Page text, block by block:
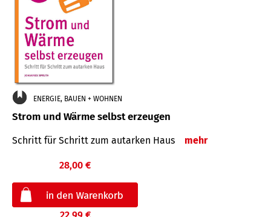
ENERGIE, BAUEN + WOHNEN
Strom und Wärme selbst erzeugen
Schritt für Schritt zum autarken Haus mehr
28,00 €